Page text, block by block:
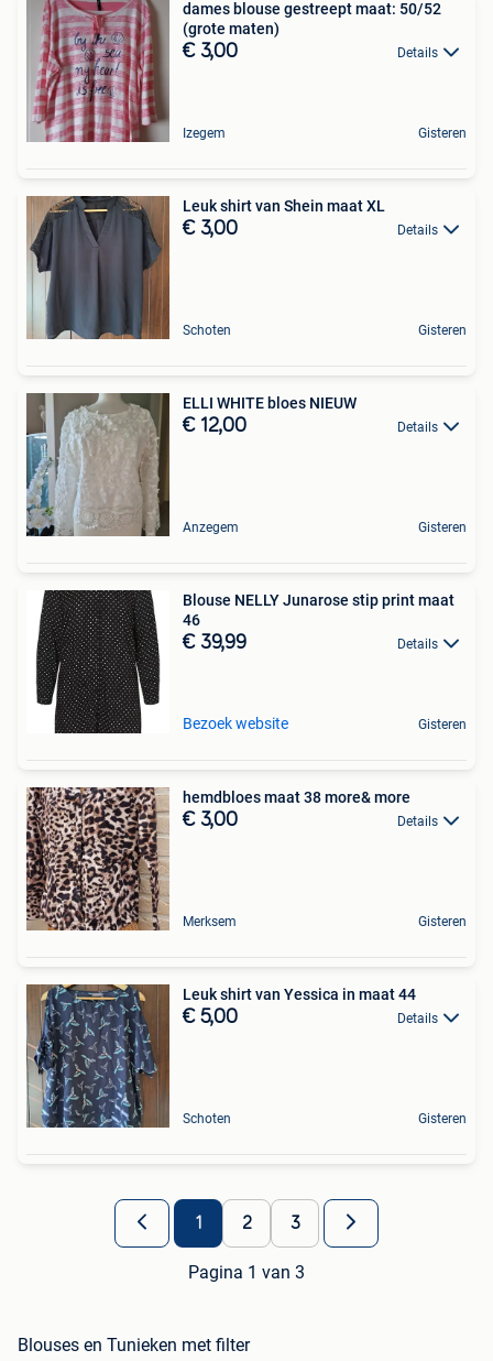
dames blouse gestreept maat: 50/52
(grote maten)
€ 3,00 Details
Izegem Gisteren
Leuk shirt van Shein maat XL
€ 3,00 Details
Schoten Gisteren
ELLI WHITE bloes NIEUW
€ 12,00 Details
Anzegem Gisteren
Blouse NELLY Junarose stip print maat
46
€ 39,99 Details
Bezoek website Gisteren
hemdbloes maat 38 more& more
€ 3,00 Details
Merksem Gisteren
Leuk shirt van Yessica in maat 44
€ 5,00 Details
Schoten Gisteren
1 2 3
Pagina 1 van 3
Blouses en Tunieken met filter